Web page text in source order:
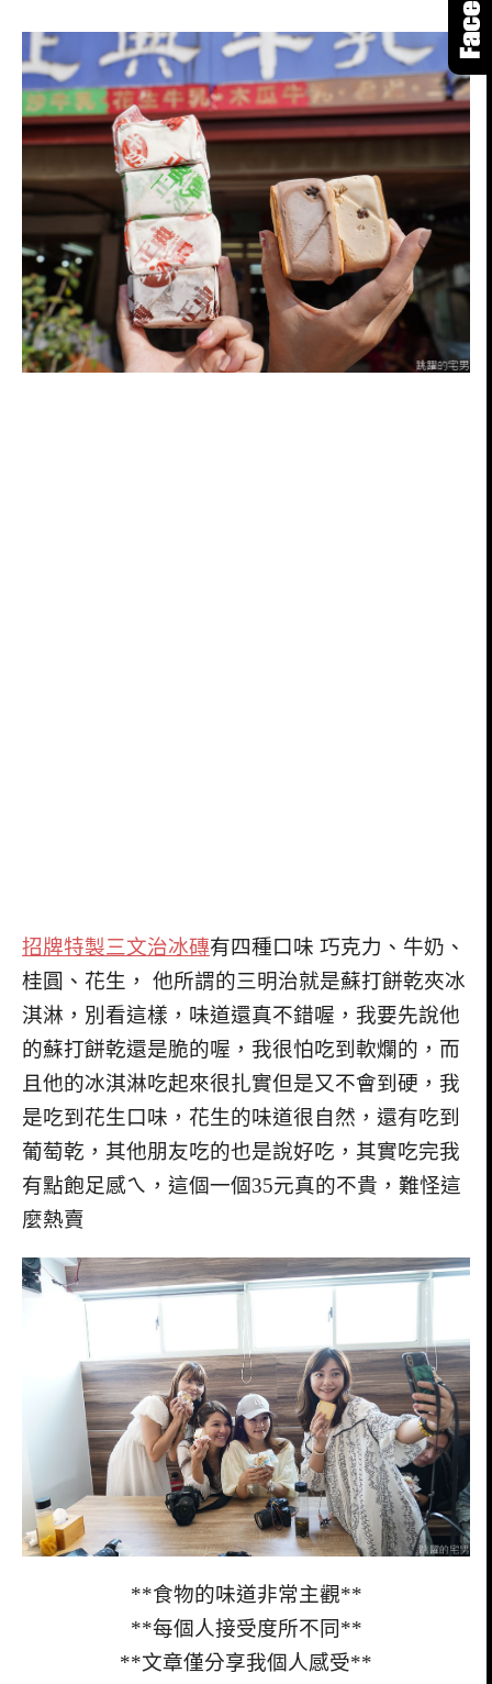
招牌特製三文治冰磚有四種口味 巧克力、牛奶、
桂圓、花生， 他所謂的三明治就是蘇打餅乾夾冰
淇淋，別看這樣，味道還真不錯喔，我要先說他
的蘇打餅乾還是脆的喔，我很怕吃到軟爛的，而
且他的冰淇淋吃起來很扎實但是又不會到硬，我
是吃到花生口味，花生的味道很自然，還有吃到
葡萄乾，其他朋友吃的也是說好吃，其實吃完我
有點飽足感ㄟ，這個一個35元真的不貴，難怪這
麼熱賣
**食物的味道非常主觀**
**每個人接受度所不同**
**文章僅分享我個人感受**